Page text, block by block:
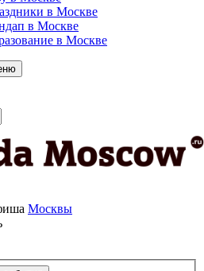
в Москве
в Москве
в Москве
Москвы